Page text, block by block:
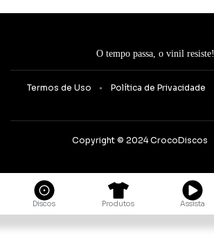
O tempo passa, o vinil resiste!
Termos de Uso Política de Privacidade
Copyright © 2024 CrocoDiscos
Discos Produtos Assista